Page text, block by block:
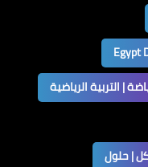
| التربية الرياضية
| حلول